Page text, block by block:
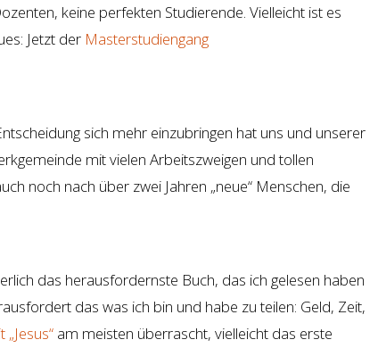
keine perfekten Studierende. Vielleicht ist es
Jetzt der Masterstudiengang
sich mehr einzubringen hat uns und unserer
mit vielen Arbeitszweigen und tollen
noch nach über zwei Jahren „neue“ Menschen, die
das herausfordernste Buch, das ich gelesen haben
das was ich bin und habe zu teilen: Geld, Zeit,
am meisten überrascht, vielleicht das erste